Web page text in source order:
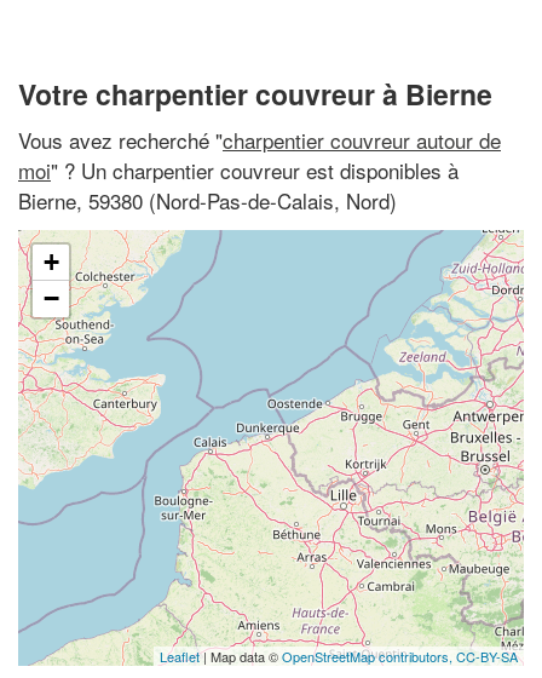
Votre charpentier couvreur à Bierne
Vous avez recherché "charpentier couvreur autour de
moi" ? Un charpentier couvreur est disponibles à
Bierne, 59380 (Nord-Pas-de-Calais, Nord)
+
−
Leaflet| Map data ©OpenStreetMap contributors, CC-BY-SA